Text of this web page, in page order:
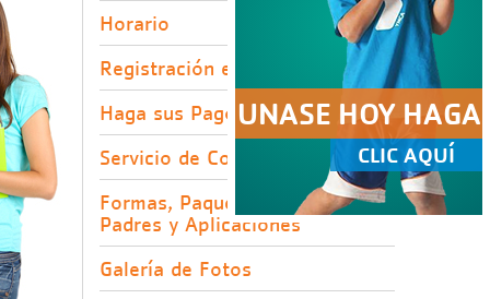
UNASE HOY HAGA
CLIC AQUÍ
Horario
Registración en Línea
Haga sus Pagos
Servicio de Comida
Formas, Paquetes para los
Padres y Aplicaciones
Galería de Fotos